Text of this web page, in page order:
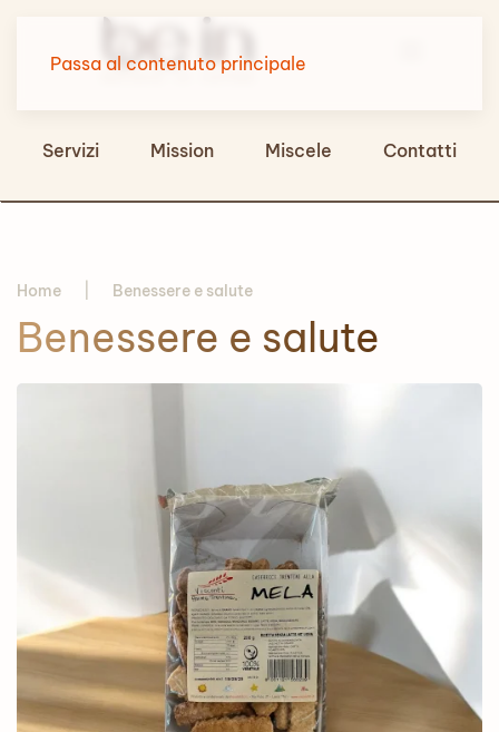
Passa al contenuto principale
Servizi Mission Miscele Contatti
Home Benessere e salute
Benessere e salute